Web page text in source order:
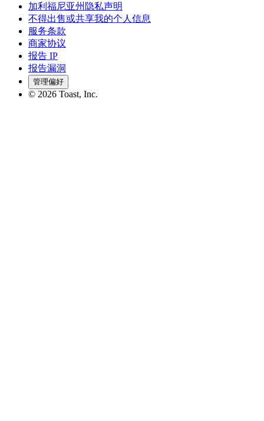
加利福尼亚州隐私声明
不得出售或共享我的个人信息
服务条款
商家协议
报告 IP
报告漏洞
管理偏好
© 2026 Toast, Inc.